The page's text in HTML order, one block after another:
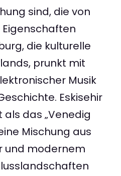
sind, die von
die kulturelle
prunkt mit
Musik
Eskisehir
das „Venedig
Mischung aus
und modernem